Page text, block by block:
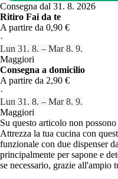
Consegna dal 31. 8. 2026
Ritiro Fai da te
A partire da 0,90 €
·
Lun 31. 8. – Mar 8. 9.
Maggiori
Consegna a domicilio
A partire da 2,90 €
·
Lun 31. 8. – Mar 8. 9.
Maggiori
Su questo articolo non
Attrezza la tua cucina con
funzionale con due dispenser
principalmente per sapone e
se necessario, grazie all'ampio